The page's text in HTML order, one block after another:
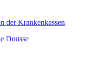
der Krankenkassen
Dousse